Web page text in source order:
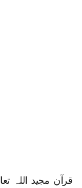
قرآن مجید اللہ